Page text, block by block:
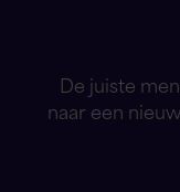
De juiste
naar een